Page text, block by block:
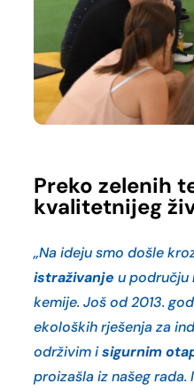
Preko zelenih
kvalitetnijeg
„Na ideju smo došle
istraživanje u području
kemije. Još od 2013.
ekoloških rješenja za
održivim isigurnim
proizašla iz našeg